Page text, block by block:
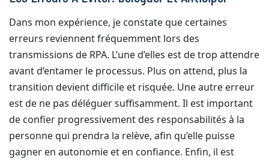
Dans mon expérience, je constate que certaines
erreurs reviennent fréquemment lors des
transmissions de RPA. L’une d’elles est de trop attendre
avant d’entamer le processus. Plus on attend, plus la
transition devient difficile et risquée. Une autre erreur
est de ne pas déléguer suffisamment. Il est important
de confier progressivement des responsabilités à la
personne qui prendra la relève, afin qu’elle puisse
gagner en autonomie et en confiance. Enfin, il est